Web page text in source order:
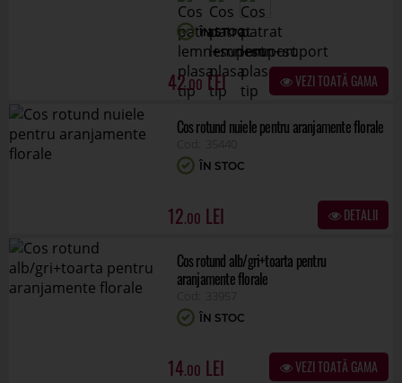
ÎN STOC
42.00 VEZI TOATĂ GAMA
Cos rotund nuiele pentru aranjamente florale
ÎN STOC
12.00 DETALII
Cos rotund alb/gri+toarta pentru
aranjamente florale
ÎN STOC
14.00 VEZI TOATĂ GAMA